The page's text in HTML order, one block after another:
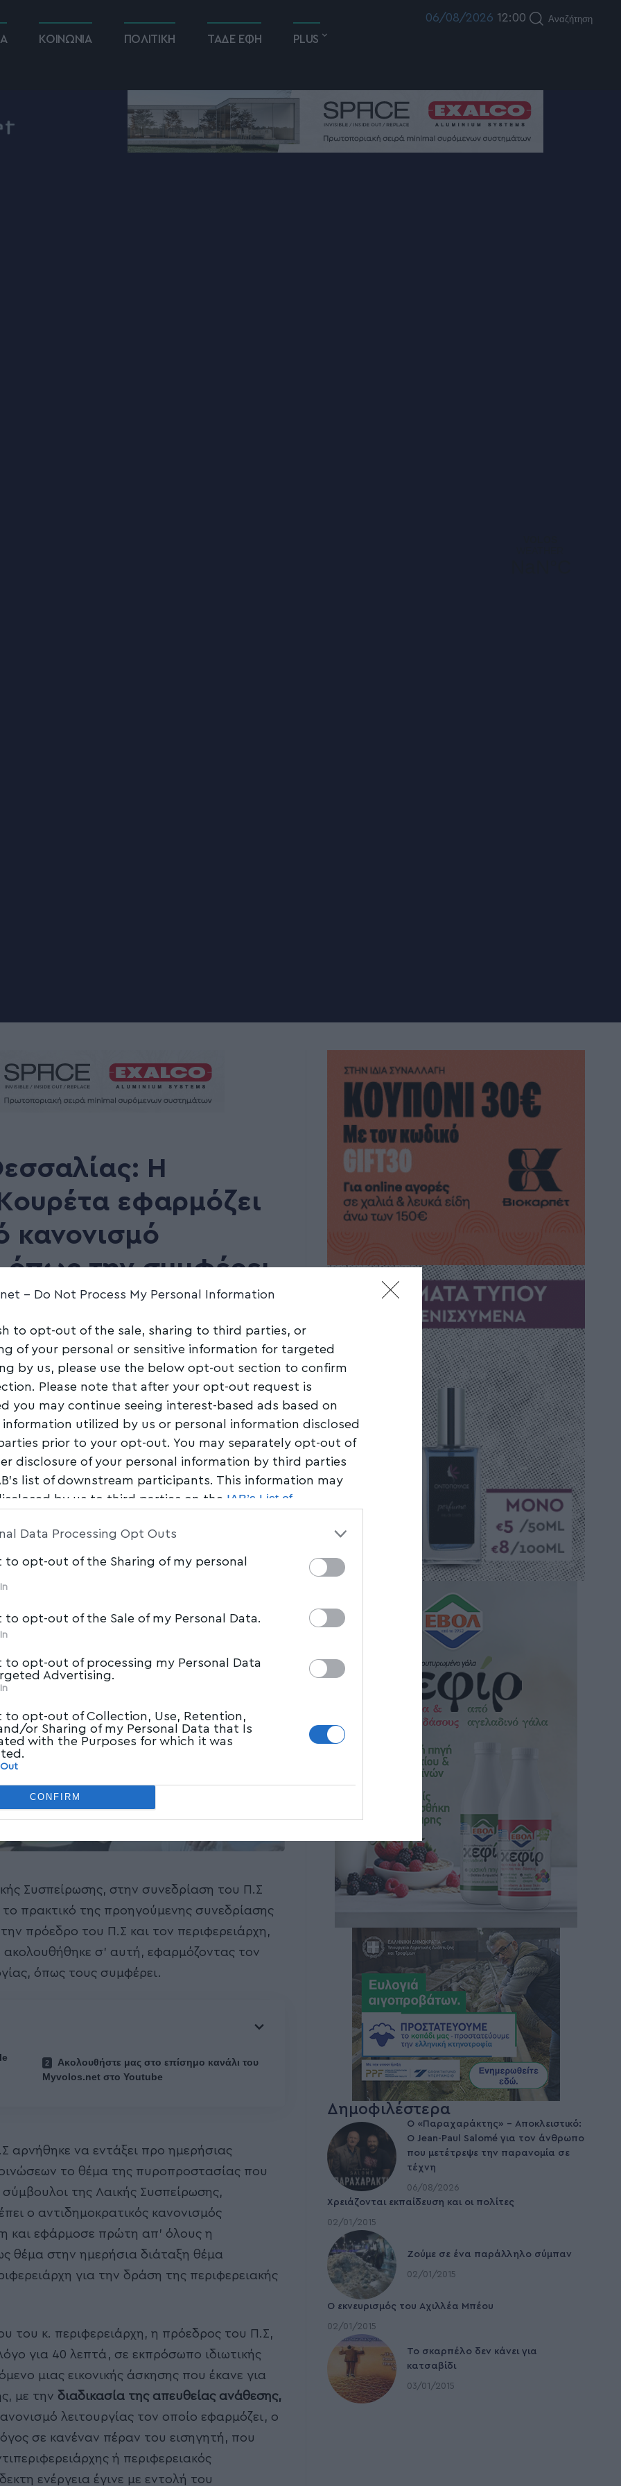
- Do Not Process My Personal Information
to opt-out of the sale, sharing to third parties, or
of your personal or sensitive information for targeted
by us, please use the below opt-out section to confirm
Please note that after your opt-out request is
you may continue seeing interest-based ads based on
information utilized by us or personal information disclosed
prior to your opt-out. You may separately opt-out of
disclosure of your personal information by third parties
list of downstream participants. This information may
by us to third parties on the IAB’s List of
Data Processing Opt Outs
to opt-out of the Sharing of my personal
to opt-out of the Sale of my Personal Data.
to opt-out of processing my Personal Data
Advertising.
to opt-out of Collection, Use, Retention,
or Sharing of my Personal Data that Is
with the Purposes for which it was
CONFIRM
ΚΟΙΝΩΝΙΑ ΠΟΛΙΤΙΚΗ ΤΑΔΕ ΕΦΗ PLUS
06/08/2026 12:00 Αναζήτηση
Η
εφαρμόζει
κανονισμό
όπως την συμφέρει
άνω των 40.000€
Share 3 Min Read
Συσπείρωσης, στην συνεδρίαση του Π.Σ
πρακτικό της προηγούμενης συνεδρίασης
πρόεδρο του Π.Σ και τον περιφερειάρχη,
σ’ αυτή, εφαρμόζοντας τον
όπως τους συμφέρει.
Ακολουθήστε μας στο επίσημο κανάλι του
Myvolos.net στο Youtube
αρνήθηκε να εντάξει προ ημερήσιας
το θέμα της πυροπροστασίας που
της Λαικής Συσπείρωσης,
ο αντιδημοκρατικός κανονισμός
και εφάρμοσε πρώτη απ’ όλους η
θέμα στην ημερήσια διάταξη θέμα
για την δράση της περιφερειακής
του κ. περιφερειάρχη, η πρόεδρος του Π.Σ,
για 40 λεπτά, σε εκπρόσωπο ιδιωτικής
μιας εικονικής άσκησης που έκανε για
με την διαδικασία της απευθείας ανάθεσης,
λειτουργίας τον οποίο εφαρμόζει, ο
σε κανέναν πέραν του εισηγητή, που
ή περιφερειακός
ενέργεια έγινε με εντολή του
Δημοφιλέστερα
Ο «Παραχαράκτης» – Αποκλειστικό:
Ο Jean-Paul Salomé για τον άνθρωπο
που μετέτρεψε την παρανομία σε
τέχνη
06/08/2026
Χρειάζονται εκπαίδευση και οι πολίτες
02/01/2015
Ζούμε σε ένα παράλληλο σύμπαν
02/01/2015
Ο εκνευρισμός του Αχιλλέα Μπέου
02/01/2015
To σκαρπέλο δεν κάνει για
κατσαβίδι
03/01/2015